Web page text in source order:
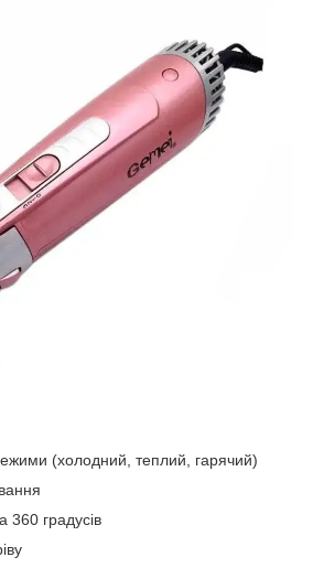
(холодний, теплий, гарячий)
градусів